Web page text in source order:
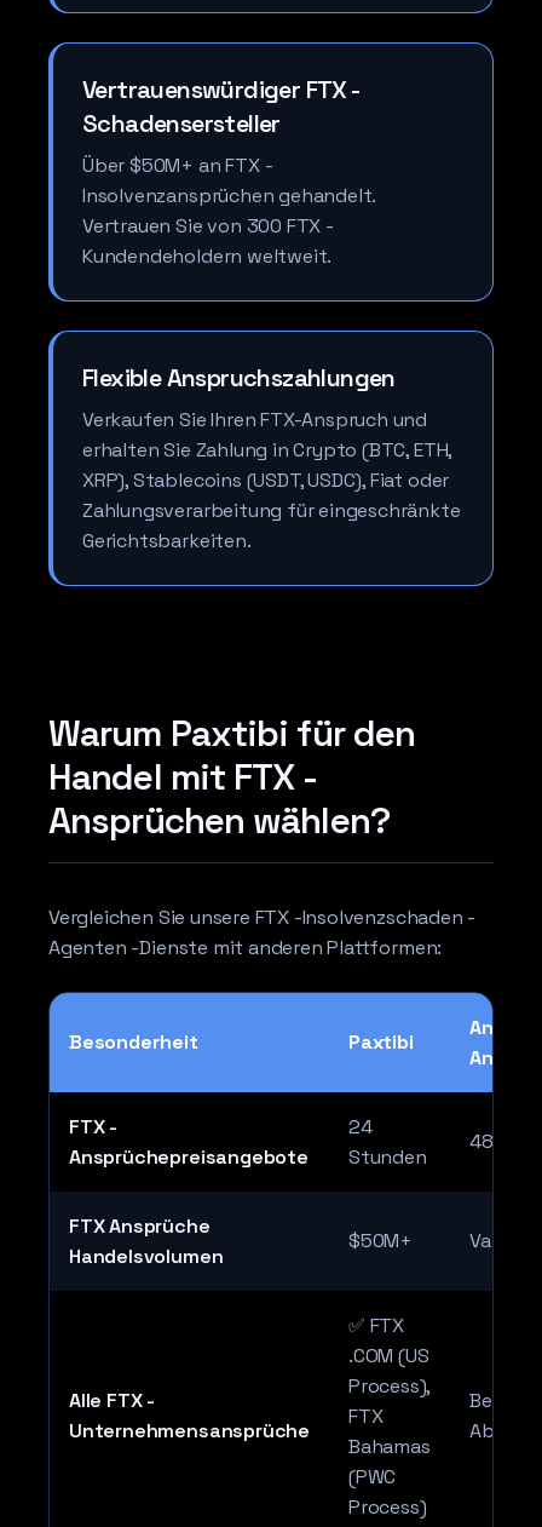
Vertrauenswürdiger FTX -
Schadensersteller
Über $50M+ an FTX -
Insolvenzansprüchen gehandelt.
Vertrauen Sie von 300 FTX -
Kundendeholdern weltweit.
Flexible Anspruchszahlungen
Verkaufen Sie Ihren FTX-Anspruch und
erhalten Sie Zahlung in Crypto (BTC, ETH,
XRP), Stablecoins (USDT, USDC), Fiat oder
Zahlungsverarbeitung für eingeschränkte
Gerichtsbarkeiten.
Warum Paxtibi für den
Handel mit FTX -
Ansprüchen wählen?
Vergleichen Sie unsere FTX -Insolvenzschaden -
Agenten -Dienste mit anderen Plattformen:
Besonderheit Paxtibi
Andere
FTX -
Ansprüchepreisangebote
24
Stunden
48-72
FTX Ansprüche
Handelsvolumen
$50M+ Variiert
Alle FTX -
Unternehmensansprüche
✅ FTX
.COM (US
Process),
FTX
Bahamas
(PWC
Process)